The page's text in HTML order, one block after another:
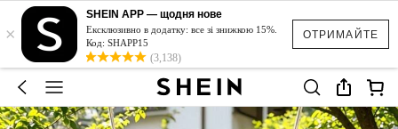
ОТРИМАЙТЕ
×
SHEIN APP — щодня нове
Ексклюзивно в додатку: все зі знижкою 15%.
Код: SHAPP15
(3,138)